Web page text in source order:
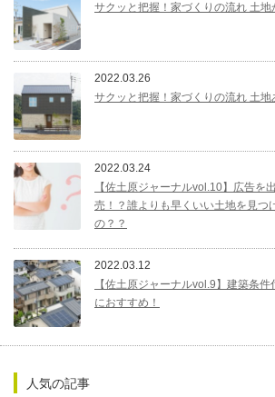
サクッと把握！家づくりの流れ 土地
2022.03.26
サクッと把握！家づくりの流れ 土地
2022.03.24
【佐土原ジャーナルvol.10】広告を
売！？誰よりも早くいい土地を見つ
の？？
2022.03.12
【佐土原ジャーナルvol.9】建築条
におすすめ！
人気の記事